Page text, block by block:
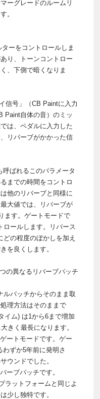
ーグレードのルームリ
。
ーをコントロールしま
り、トーンコントロー
、下側で暗くなりま
信号」（CB Paintに入力
Paint自体の音）のミッ
は、ペダルに入力した
リバーブがかかった信
ばれるこのパラメータ
までの時間をコントロ
他のリバーブと同様に
大値では、リバーブが
ます。ゲートモードで
ロールします。リバース
の程度のぼかしを加え
を良くします。
の異なるリバーブパッチ
ルパッチからそのまま取
理方法はそのままで
イム) は1から6まで増加
きく最長になります。
ートモードです。ゲー
わずか5年前に発明さ
ウンドでした。
ーブパッチです。
ラットフォームと同じよ
少し独特です。